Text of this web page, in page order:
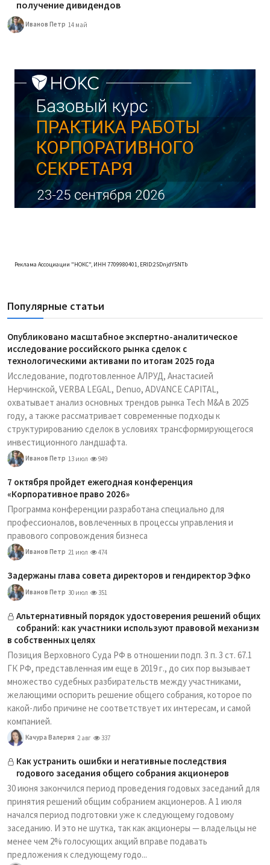
получение дивидендов
Иванов Петр 14 май
Реклама Ассоциации "НОКС", ИНН 7709980401, ERID:2SDnjdY5NTb
Популярные статьи
Опубликовано масштабное экспертно-аналитическое
исследование российского рынка сделок с
технологическими активами по итогам 2025 года
Исследование, подготовленное АЛРУД, Анастасией
Нерчинской, VERBA LEGAL, Denuo, ADVANCE CAPITAL,
охватывает анализ основных трендов рынка Tech M&A в 2025
году, а также рассматривает современные подходы к
структурированию сделок в условиях трансформирующегося
инвестиционного ландшафта.
Иванов Петр 13 июл 949
7 октября пройдет ежегодная конференция
«Корпоративное право 2026»
Программа конференции разработана специально для
профессионалов, вовлеченных в процессы управления и
правового сопровождения бизнеса
Иванов Петр 21 июл 474
Задержаны глава совета директоров и гендиректор Эфко
Иванов Петр 30 июл 351
Альтернативный порядок удостоверения решений общих
собраний: как участники используют правовой механизм
в собственных целях
Позиция Верховного Суда РФ в отношении подп. 3 п. 3 ст. 67.1
ГК РФ, представленная им еще в 2019 г., до сих пор вызывает
множество судебных разбирательств между участниками,
желающими оспорить решение общего собрания, которое по
какой-либо причине не соответствует их интересам, и самой
компанией.
Качура Валерия 2 авг 337
Как устранить ошибки и негативные последствия
годового заседания общего собрания акционеров
30 июня закончился период проведения годовых заседаний для
принятия решений общим собранием акционеров. А 1 июля
начался период подготовки уже к следующему годовому
заседанию. И это не шутка, так как акционеры — владельцы не
менее чем 2% голосующих акций вправе подавать
предложения к следующему годо...